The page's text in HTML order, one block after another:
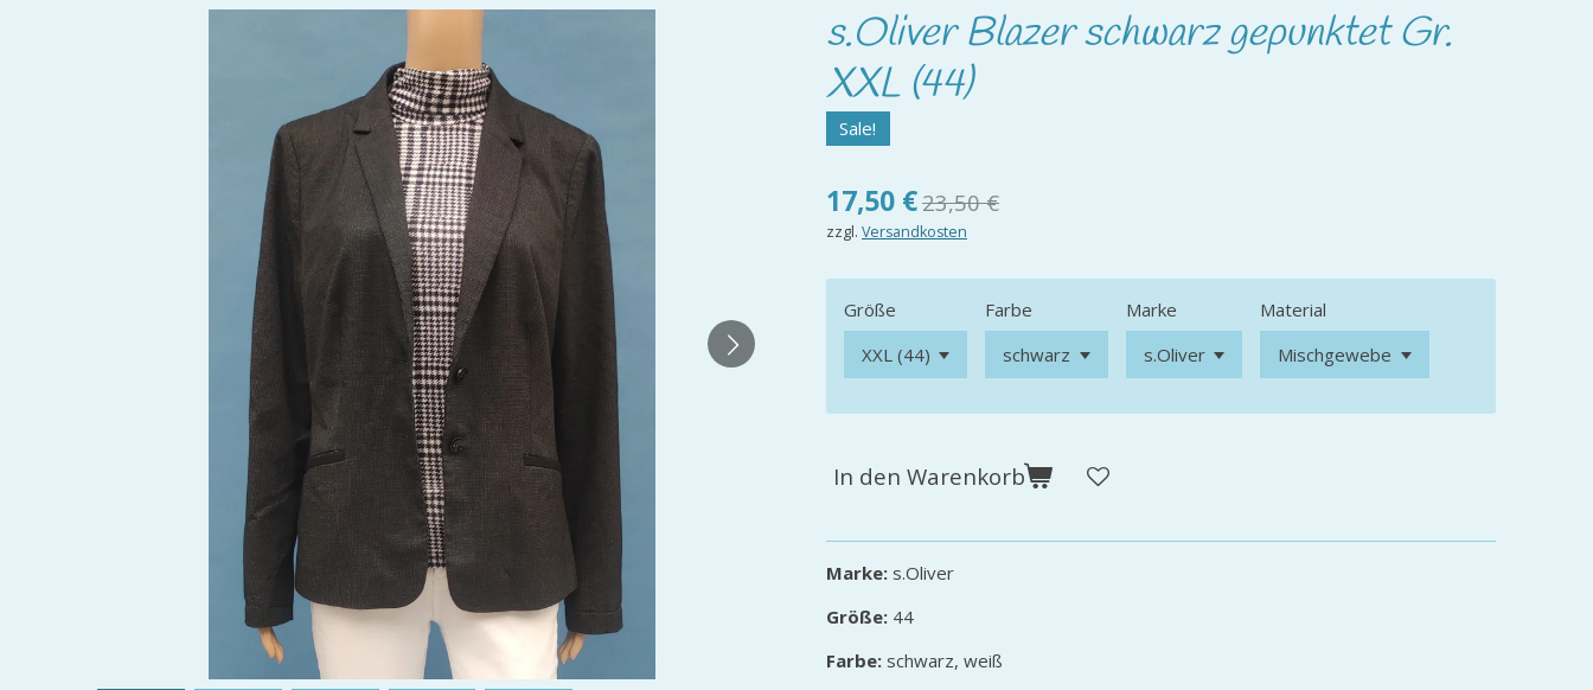
s.Oliver Blazer schwarz gepunktet Gr.
XXL (44)
Sale!
17,50 €23,50 €
zzgl. Versandkosten
Größe Farbe Marke Material
In den Warenkorb
Marke: s.Oliver
Größe: 44
Farbe: schwarz, weiß